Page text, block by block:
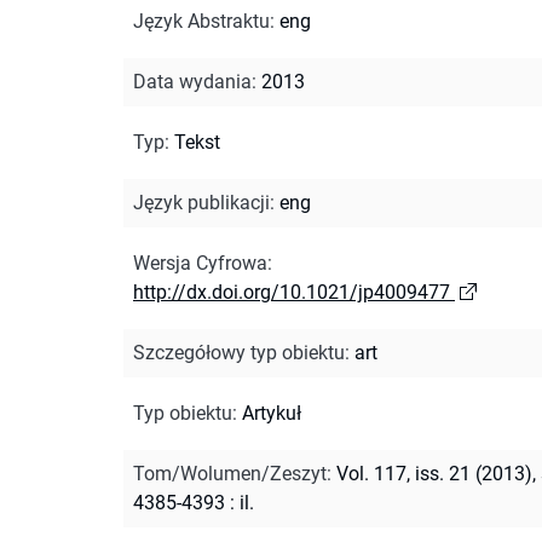
Język Abstraktu: eng
Data wydania: 2013
Typ: Tekst
Język publikacji: eng
Wersja Cyfrowa:
http://dx.doi.org/10.1021/jp4009477
Szczegółowy typ obiektu: art
Typ obiektu: Artykuł
Tom/Wolumen/Zeszyt: Vol. 117, iss. 21 (2013),
4385-4393 : il.